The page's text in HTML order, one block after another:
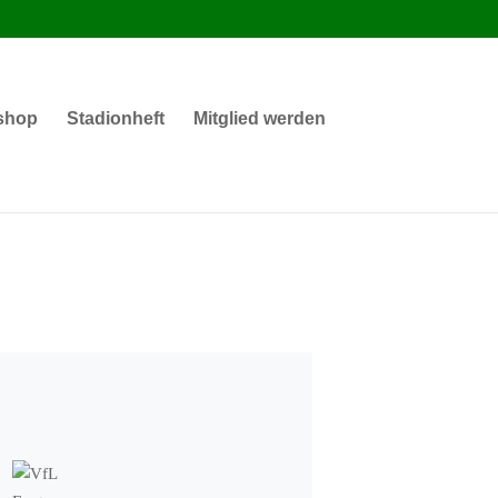
Stadionheft Mitglied werden